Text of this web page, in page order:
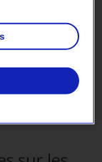
ajouter jusqu’à
à la